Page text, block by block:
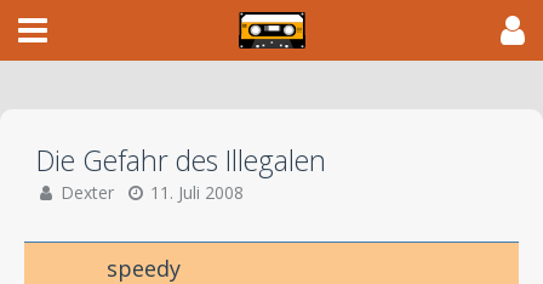
Die Gefahr des Illegalen
Dexter 11. Juli 2008
speedy